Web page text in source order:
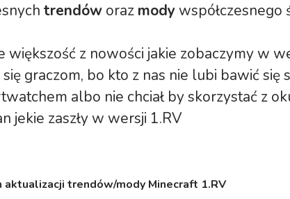
trendów oraz mody współczesnego
większość z nowości jakie zobaczymy w
graczom, bo kto z nas nie lubi bawić się
albo nie chciał by skorzystać z
jekie zaszły w wersji 1.RV
aktualizacji trendów/mody Minecraft 1.RV